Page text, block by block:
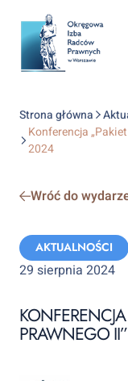
Strona główna
Konferencja
2024
Wróć do
Categories:
AKTUALNOŚCI
29 sierpnia 2024
PRAWNEGO